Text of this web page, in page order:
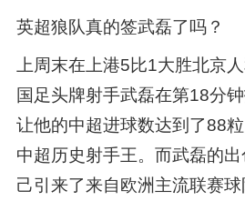
英超狼队真的签武磊了吗？
上周末在上港5比1大胜北京
国足头牌射手武磊在第18分
让他的中超进球数达到了88
中超历史射手王。而武磊的
己引来了来自欧洲主流联赛